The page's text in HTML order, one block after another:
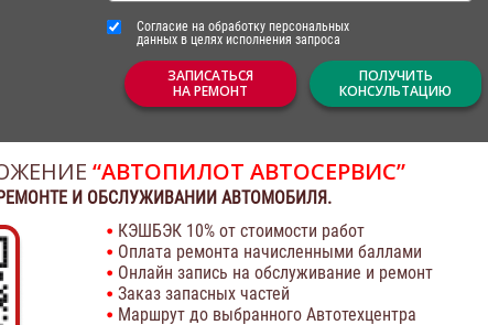
Согласие на обработку персональных
данных в целях исполнения запроса
ЗАПИСАТЬСЯ
НА РЕМОНТ
ПОЛУЧИТЬ
КОНСУЛЬТАЦИЮ
“АВТОПИЛОТ АВТОСЕРВИС”
И ОБСЛУЖИВАНИИ АВТОМОБИЛЯ.
КЭШБЭК 10% от стоимости работ
Оплата ремонта начисленными баллами
Онлайн запись на обслуживание и ремонт
Заказ запасных частей
Маршрут до выбранного Автотехцентра